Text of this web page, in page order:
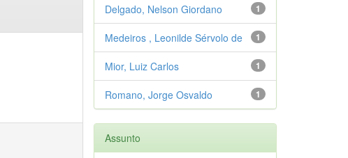
1
Delgado, Nelson Giordano
1
Medeiros , Leonilde Sérvolo de
1
Mior, Luiz Carlos
1
Romano, Jorge Osvaldo
Assunto